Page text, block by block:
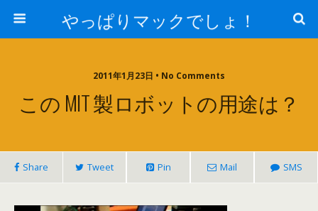
やっぱりマックでしょ！
2011年1月23日 • No Comments
この MIT 製ロボットの用途は？
Share Tweet Pin Mail SMS